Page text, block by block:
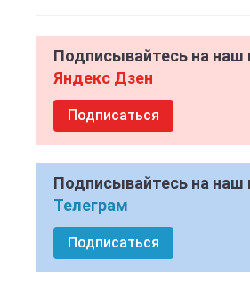
Подписывайтесь на наш
Яндекс Дзен
Подписаться
Подписывайтесь на наш
Телеграм
Подписаться